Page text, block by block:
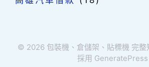
© 2026 包裝機、倉儲架、貼標機 完整
採用 GeneratePress